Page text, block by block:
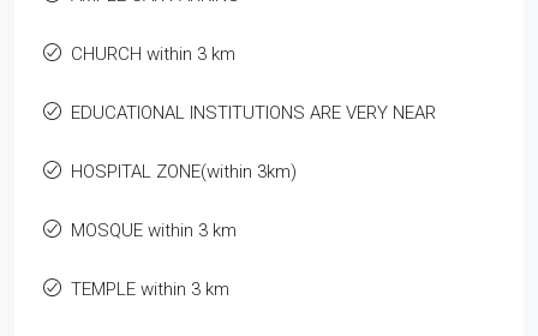
CHURCH within 3 km
EDUCATIONAL INSTITUTIONS ARE VERY NEAR
HOSPITAL ZONE(within 3km)
MOSQUE within 3 km
TEMPLE within 3 km